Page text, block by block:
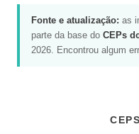
Fonte e atualização: as
parte da base do CEPs
2026. Encontrou algum